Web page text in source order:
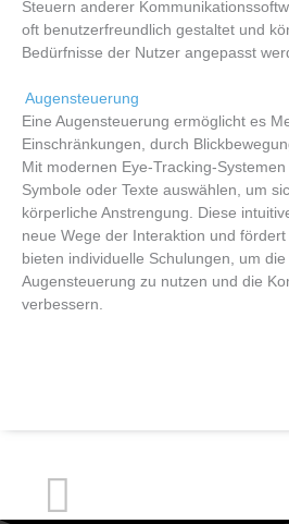
Steuern anderer
oft benutzerfreundlich gestaltet und
Bedürfnisse der Nutzer angepasst
Augensteuerung
Eine Augensteuerung ermöglicht es
Einschränkungen, durch
Mit modernen Eye-Tracking-
Symbole oder Texte auswählen, um
körperliche Anstrengung. Diese
neue Wege der Interaktion und
bieten individuelle Schulungen, um
Augensteuerung zu nutzen und die
verbessern.